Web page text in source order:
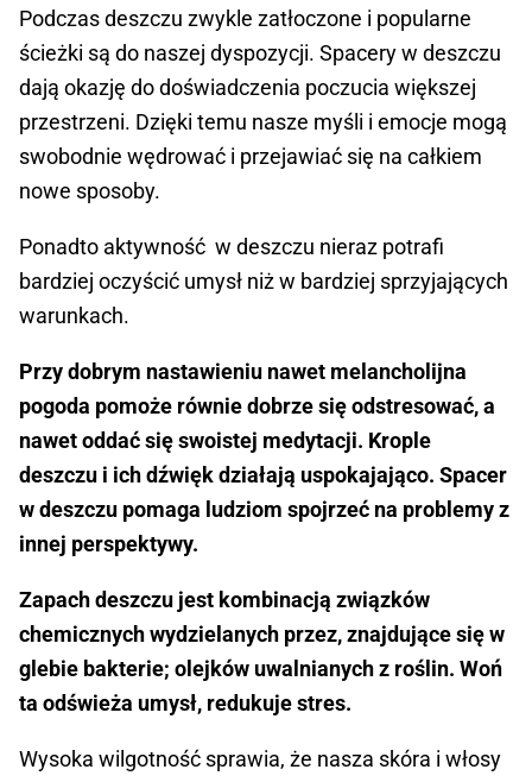
Podczas deszczu zwykle zatłoczone i popularne
ścieżki są do naszej dyspozycji. Spacery w deszczu
dają okazję do doświadczenia poczucia większej
przestrzeni. Dzięki temu nasze myśli i emocje mogą
swobodnie wędrować i przejawiać się na całkiem
nowe sposoby.
Ponadto aktywność w deszczu nieraz potrafi
bardziej oczyścić umysł niż w bardziej sprzyjających
warunkach.
Przy dobrym nastawieniu nawet melancholijna
pogoda pomoże równie dobrze się odstresować, a
nawet oddać się swoistej medytacji. Krople
deszczu i ich dźwięk działają uspokajająco. Spacer
w deszczu pomaga ludziom spojrzeć na problemy z
innej perspektywy.
Zapach deszczu jest kombinacją związków
chemicznych wydzielanych przez, znajdujące się w
glebie bakterie; olejków uwalnianych z roślin. Woń
ta odświeża umysł, redukuje stres.
Wysoka wilgotność sprawia, że nasza skóra i włosy